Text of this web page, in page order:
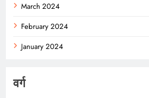
March 2024
February 2024
January 2024
वर्ग